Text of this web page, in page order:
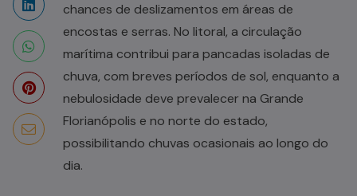
chances de deslizamentos em áreas de
encostas e serras. No litoral, a circulação
marítima contribui para pancadas isoladas de
chuva, com breves períodos de sol, enquanto a
nebulosidade deve prevalecer na Grande
Florianópolis e no norte do estado,
possibilitando chuvas ocasionais ao longo do
dia.